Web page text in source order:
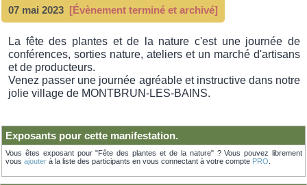
07 mai 2023 [Évènement terminé et archivé]
La fête des plantes et de la nature c'est une journée de
conférences, sorties nature, ateliers et un marché d'artisans
et de producteurs.
Venez passer une journée agréable et instructive dans notre
jolie village de MONTBRUN-LES-BAINS.
Exposants pour cette manifestation.
Vous êtes exposant pour "Fête des plantes et de la nature" ? Vous pouvez librement
vous ajouter à la liste des participants en vous connectant à votre compte PRO